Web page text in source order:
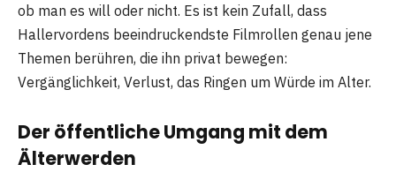
ob man es will oder nicht. Es ist kein Zufall, dass
Hallervordens beeindruckendste Filmrollen genau jene
Themen berühren, die ihn privat bewegen:
Vergänglichkeit, Verlust, das Ringen um Würde im Alter.
Der öffentliche Umgang mit dem
Älterwerden